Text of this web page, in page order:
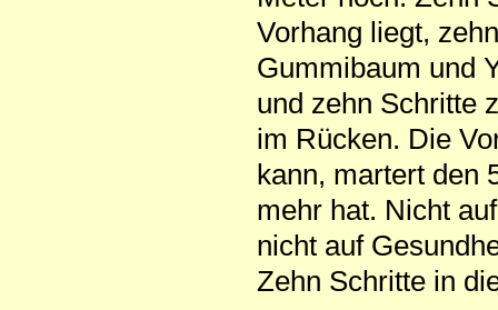
Vorhang liegt,
Gummibaum und
und zehn Schritte
im Rücken. Die
kann, martert den
mehr hat. Nicht
nicht auf
Zehn Schritte in